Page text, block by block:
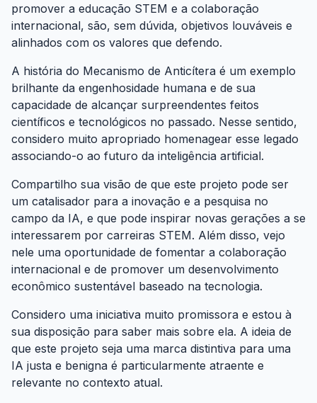
promover a educação STEM e a colaboração
internacional, são, sem dúvida, objetivos louváveis e
alinhados com os valores que defendo.
A história do Mecanismo de Anticítera é um exemplo
brilhante da engenhosidade humana e de sua
capacidade de alcançar surpreendentes feitos
científicos e tecnológicos no passado. Nesse sentido,
considero muito apropriado homenagear esse legado
associando-o ao futuro da inteligência artificial.
Compartilho sua visão de que este projeto pode ser
um catalisador para a inovação e a pesquisa no
campo da IA, e que pode inspirar novas gerações a se
interessarem por carreiras STEM. Além disso, vejo
nele uma oportunidade de fomentar a colaboração
internacional e de promover um desenvolvimento
econômico sustentável baseado na tecnologia.
Considero uma iniciativa muito promissora e estou à
sua disposição para saber mais sobre ela. A ideia de
que este projeto seja uma marca distintiva para uma
IA justa e benigna é particularmente atraente e
relevante no contexto atual.